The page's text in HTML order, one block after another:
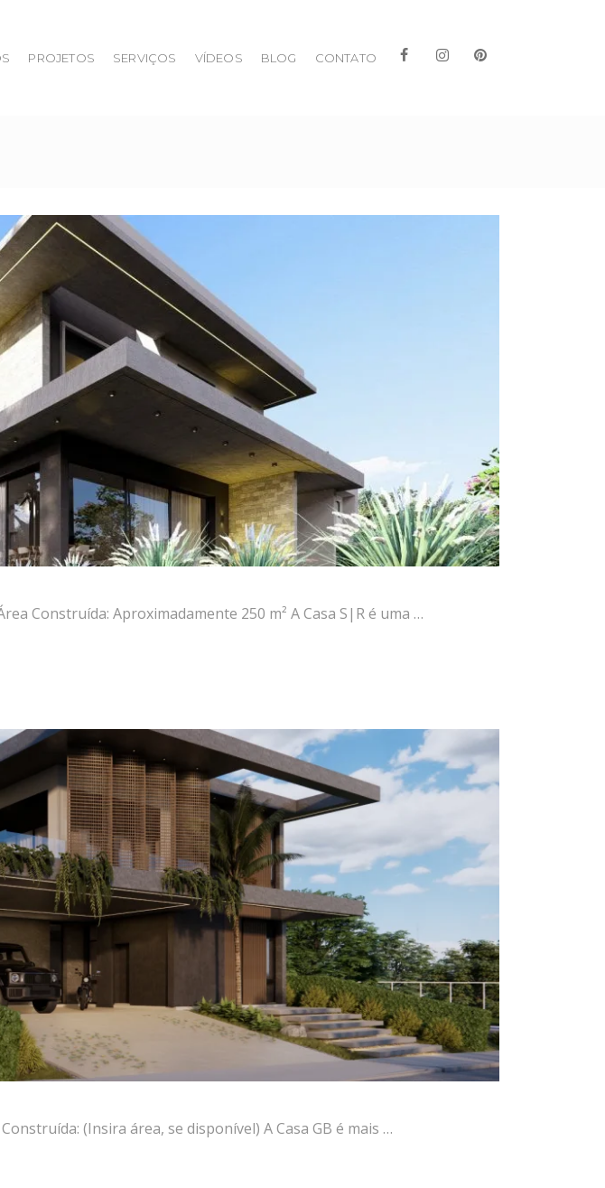
PROJETOS SERVIÇOS VÍDEOS BLOG CONTATO
Construída: Aproximadamente 250 m² A Casa S|R é uma …
(Insira área, se disponível) A Casa GB é mais …